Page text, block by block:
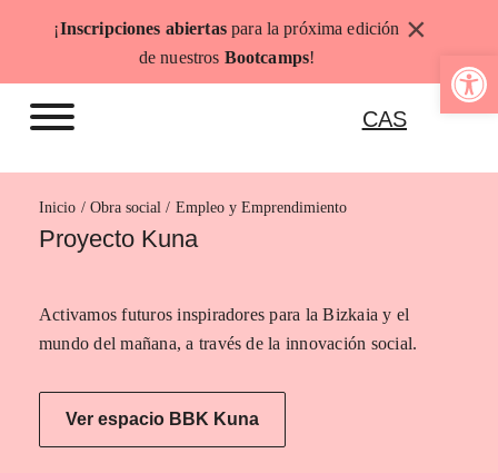
Abrir
¡Inscripciones abiertaspara la próxima edición
de nuestros Bootcamps!
×
CAS
Inicio Empleo y Emprendimiento
Proyecto Kuna
Activamos futuros inspiradores para la Bizkaia y el
mundo del mañana, a través de la innovación social.
Ver espacio BBK Kuna